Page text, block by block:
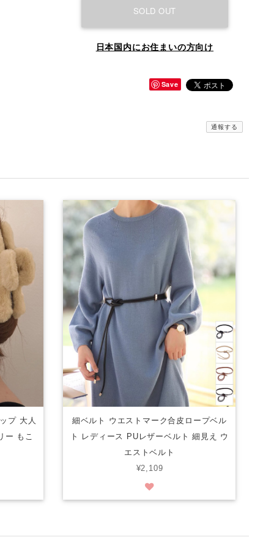
SOLD OUT
日本国内にお住まいの方向け
Save
通報する
プ 大人
ー もこ
細ベルト ウエストマーク合皮ロープベル
ト レディース PUレザーベルト 細見え ウ
エストベルト
¥2,109